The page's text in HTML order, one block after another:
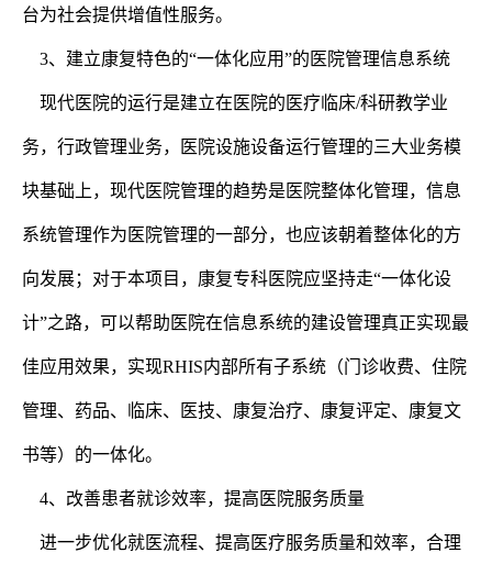
台为社会提供增值性服务。
3、建立康复特色的“一体化应用”的医院管理信息系统
现代医院的运行是建立在医院的医疗临床/科研教学业
务，行政管理业务，医院设施设备运行管理的三大业务模
块基础上，现代医院管理的趋势是医院整体化管理，信息
系统管理作为医院管理的一部分，也应该朝着整体化的方
向发展；对于本项目，康复专科医院应坚持走“一体化设
计”之路，可以帮助医院在信息系统的建设管理真正实现最
佳应用效果，实现RHIS内部所有子系统（门诊收费、住院
管理、药品、临床、医技、康复治疗、康复评定、康复文
书等）的一体化。
4、改善患者就诊效率，提高医院服务质量
进一步优化就医流程、提高医疗服务质量和效率，合理